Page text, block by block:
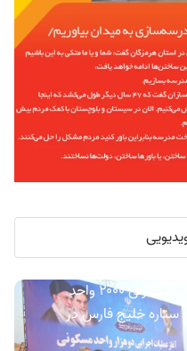
گزارش تصویری/ آیین کلنگ زنی ۲۰۰۰ واحد
ستاره خلیج فارس در